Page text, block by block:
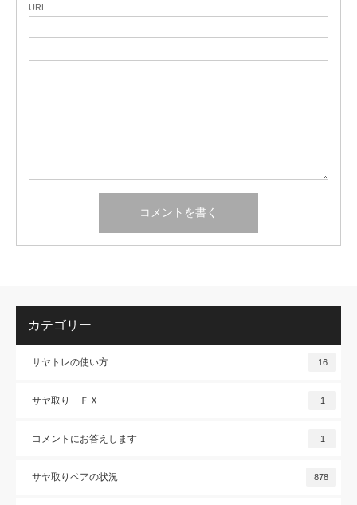
URL
カテゴリー
サヤトレの使い方 16
サヤ取り ＦＸ 1
コメントにお答えします 1
サヤ取りペアの状況 878